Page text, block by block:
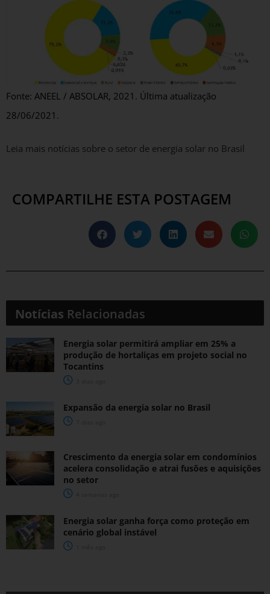
Fonte: ANEEL / ABSOLAR, 2021. Última atualização
28/06/2021.
Leia mais notícias sobre o setor de energia solar no Brasil
COMPARTILHE ESTA POSTAGEM
Notícias Relacionadas
Energia solar permitirá ampliar em 25% a
produção de hortaliças em projeto social no
Tocantins
Expansão da energia solar no Brasil
Crescimento da energia solar em condomínios
acelera consolidação e atrai fusões e aquisições
no setor
Energia solar ganha força como proteção em
cenário global instável